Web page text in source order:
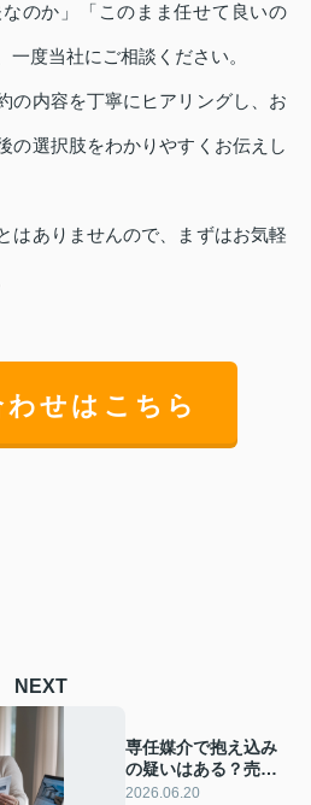
なのか」「このまま任せて良いの
度当社にご相談ください。
の内容を丁寧にヒアリングし、お
の選択肢をわかりやすくお伝えし
はありませんので、まずはお気軽
せはこちら
NEXT
専任媒介で抱え込み
の疑いはある？売主
が今すぐ確認すべき
2026.06.20